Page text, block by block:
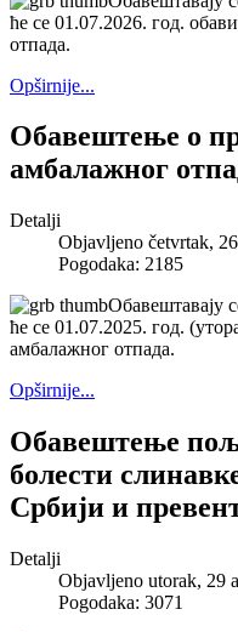
ће се 01.07.2026. год.
отпада.
Opširnije...
Обавештење о
амбалажног
Detalji
Objavljeno četvrtak,
Pogodaka: 2185
Обавештавају
ће се 01.07.2025. год.
амбалажног отпада.
Opširnije...
Обавештење
болести
Србији и
Detalji
Objavljeno utorak, 29
Pogodaka: 3071